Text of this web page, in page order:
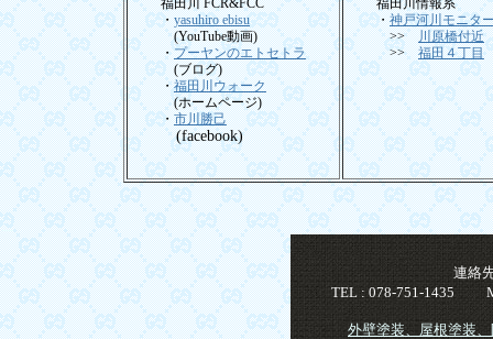
福田川 FCR&FCC
・yasuhiro ebisu
(YouTube動画)
・プーヤンのエトセトラ
(ブログ)
・福田川ウォーク
(ホームページ)
・市川勝己
(facebook)
福田川情報系
・神戸河川モニタ
>>川原橋付近
>>福田４丁目
＿
連絡
TEL : 078-751-1435
外壁塗装、屋根塗装